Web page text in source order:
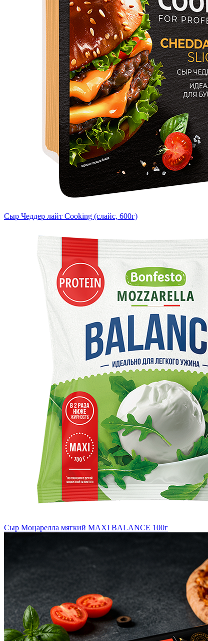
Сыр Чеддер лайт Cooking (слайс, 600г)
Сыр Моцарелла мягкий MAXI BALANCE 100г